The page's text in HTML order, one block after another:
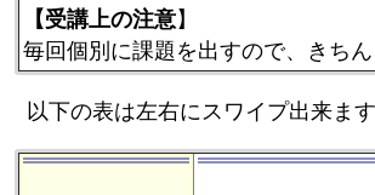
【受講上の注意】
毎回個別に課題を出すので、きち
以下の表は左右にスワイプ出来ます